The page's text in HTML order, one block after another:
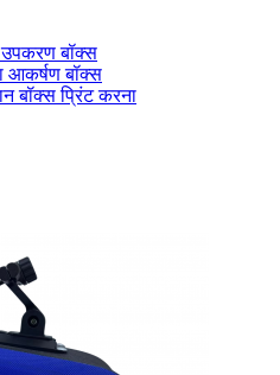
बॉक्स
आकर्षण बॉक्स
बॉक्स प्रिंट करना